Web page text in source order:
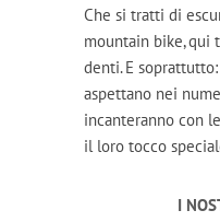
Che si tratti di
mountain bike, qui
denti. E
aspettano nei
incanteranno con
il loro tocco
I